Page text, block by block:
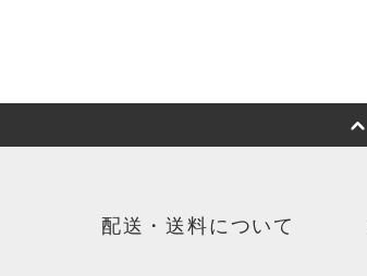
配送・送料について